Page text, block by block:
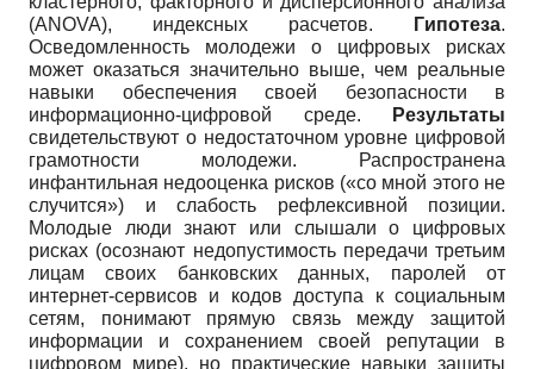
(ANOVA), индексных расчетов.
Гипотеза.
Осведомленность молодежи о цифровых рисках
может оказаться значительно выше, чем реальные
навыки обеспечения своей безопасности в
информационно-цифровой среде.
Результаты
свидетельствуют о недостаточном уровне цифровой
грамотности молодежи. Распространена
инфантильная недооценка рисков («со мной этого не
случится») и слабость рефлексивной позиции.
Молодые люди знают или слышали о цифровых
рисках (осознают недопустимость передачи третьим
лицам своих банковских данных, паролей от
интернет-сервисов и кодов доступа к социальным
сетям, понимают прямую связь между защитой
информации и сохранением своей репутации в
цифровом мире), но практические навыки защиты